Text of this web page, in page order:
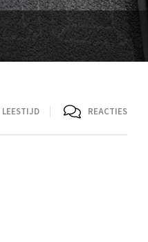
REACTIES